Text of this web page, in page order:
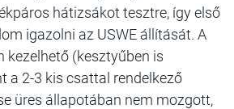
hátizsákot tesztre, így első
igazolni az USWE állítását. A
kezelhető (kesztyűben is
a 2-3 kis csattal rendelkező
üres állapotában nem mozgott,